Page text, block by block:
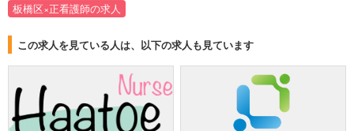
板橋区×正看護師の求人
この求人を見ている人は、以下の求人も見ています